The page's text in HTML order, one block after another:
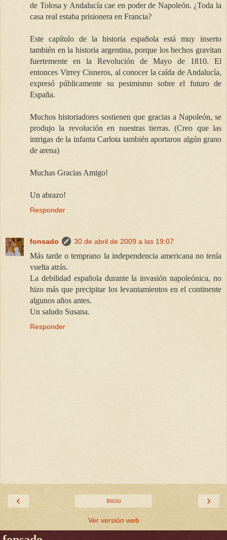
de Tolosa y Andalucía cae en poder de Napoleón. ¿Toda la
casa real estaba prisionera en Francia?
Este capítulo de la historia española está muy inserto
también en la historia argentina, porque los hechos gravitan
fuertemente en la Revolución de Mayo de 1810. El
entonces Virrey Cisneros, al conocer la caída de Andalucía,
expresó públicamente su pesimismo sobre el futuro de
España.
Muchos historiadores sostienen que gracias a Napoleón, se
produjo la revolución en nuestras tierras. (Creo que las
intrigas de la infanta Carlota también aportaron algún grano
de arena)
Muchas Gracias Amigo!
Un abrazo!
Responder
fonsado 30 de abril de 2009 a las 19:07
Más tarde o temprano la independencia americana no tenía
vuelta atrás.
La debilidad española durante la invasión napoleónica, no
hizo más que precipitar los levantamientos en el continente
algunos años antes.
Un saludo Susana.
Responder
‹ ›
Inicio
Ver versión web